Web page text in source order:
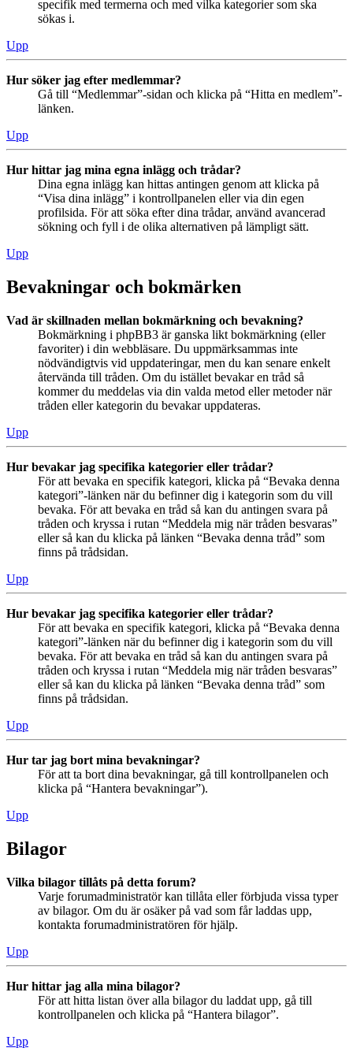
specifik med termerna och med vilka kategorier som ska
sökas i.
Upp
Hur söker jag efter medlemmar?
Gå till “Medlemmar”-sidan och klicka på “Hitta en medlem”-
länken.
Upp
Hur hittar jag mina egna inlägg och trådar?
Dina egna inlägg kan hittas antingen genom att klicka på
“Visa dina inlägg” i kontrollpanelen eller via din egen
profilsida. För att söka efter dina trådar, använd avancerad
sökning och fyll i de olika alternativen på lämpligt sätt.
Upp
Bevakningar och bokmärken
Vad är skillnaden mellan bokmärkning och bevakning?
Bokmärkning i phpBB3 är ganska likt bokmärkning (eller
favoriter) i din webbläsare. Du uppmärksammas inte
nödvändigtvis vid uppdateringar, men du kan senare enkelt
återvända till tråden. Om du istället bevakar en tråd så
kommer du meddelas via din valda metod eller metoder när
tråden eller kategorin du bevakar uppdateras.
Upp
Hur bevakar jag specifika kategorier eller trådar?
För att bevaka en specifik kategori, klicka på “Bevaka denna
kategori”-länken när du befinner dig i kategorin som du vill
bevaka. För att bevaka en tråd så kan du antingen svara på
tråden och kryssa i rutan “Meddela mig när tråden besvaras”
eller så kan du klicka på länken “Bevaka denna tråd” som
finns på trådsidan.
Upp
Hur bevakar jag specifika kategorier eller trådar?
För att bevaka en specifik kategori, klicka på “Bevaka denna
kategori”-länken när du befinner dig i kategorin som du vill
bevaka. För att bevaka en tråd så kan du antingen svara på
tråden och kryssa i rutan “Meddela mig när tråden besvaras”
eller så kan du klicka på länken “Bevaka denna tråd” som
finns på trådsidan.
Upp
Hur tar jag bort mina bevakningar?
För att ta bort dina bevakningar, gå till kontrollpanelen och
klicka på “Hantera bevakningar”).
Upp
Bilagor
Vilka bilagor tillåts på detta forum?
Varje forumadministratör kan tillåta eller förbjuda vissa typer
av bilagor. Om du är osäker på vad som får laddas upp,
kontakta forumadministratören för hjälp.
Upp
Hur hittar jag alla mina bilagor?
För att hitta listan över alla bilagor du laddat upp, gå till
kontrollpanelen och klicka på “Hantera bilagor”.
Upp